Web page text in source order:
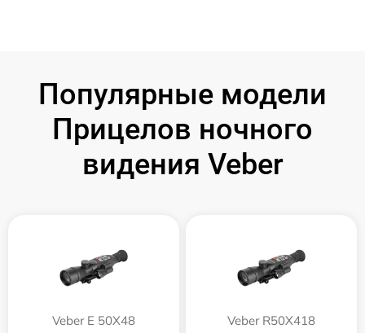
Популярные модели
Прицелов ночного
видения Veber
Veber E 50X48 Veber R50X418